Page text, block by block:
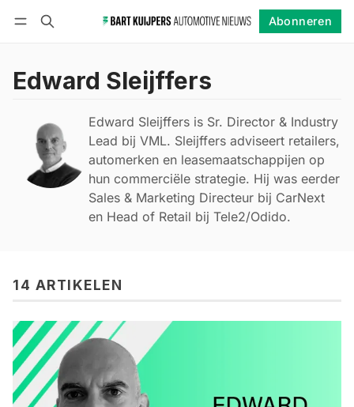
Abonneren
Edward Sleijffers
Edward Sleijffers is Sr. Director & Industry
Lead bij VML. Sleijffers adviseert retailers,
automerken en leasemaatschappijen op
hun commerciële strategie. Hij was eerder
Sales & Marketing Directeur bij CarNext
en Head of Retail bij Tele2/Odido.
14 ARTIKELEN